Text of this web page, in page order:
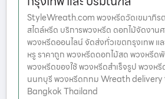
StyleWreath.com พวงหรีดวัดเขมาภิรต
สไตล์หรีด บริการพวงหรีด ดอกไม้จัดงาน
พวงหรีดออนไลน์ จัดส่งทั่วเขตกรุงเทพ แ
หรู ราคาถูก พวงหรีดดอกไม้สด พวงหรีด
พวงหรีดของใช้ พวงหรีดสำเร็จรูป พวงห
นนทบุรี พวงหรีดกทม Wreath
Bangkok Thailand